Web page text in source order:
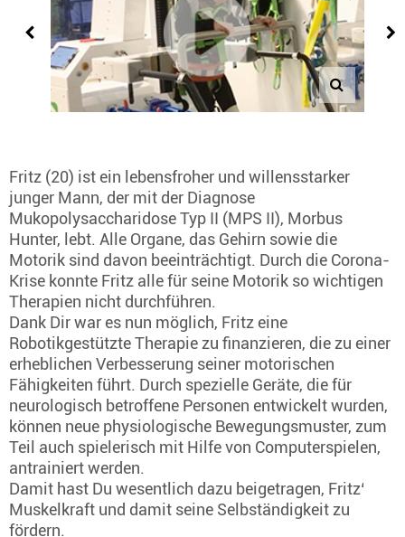
Fritz (20) ist ein lebensfroher und willensstarker
junger Mann, der mit der Diagnose
Mukopolysaccharidose Typ II (MPS II), Morbus
Hunter, lebt. Alle Organe, das Gehirn sowie die
Motorik sind davon beeinträchtigt. Durch die Corona-
Krise konnte Fritz alle für seine Motorik so wichtigen
Therapien nicht durchführen.
Dank Dir war es nun möglich, Fritz eine
Robotikgestützte Therapie zu finanzieren, die zu einer
erheblichen Verbesserung seiner motorischen
Fähigkeiten führt. Durch spezielle Geräte, die für
neurologisch betroffene Personen entwickelt wurden,
können neue physiologische Bewegungsmuster, zum
Teil auch spielerisch mit Hilfe von Computerspielen,
antrainiert werden.
Damit hast Du wesentlich dazu beigetragen, Fritz‘
Muskelkraft und damit seine Selbständigkeit zu
fördern.